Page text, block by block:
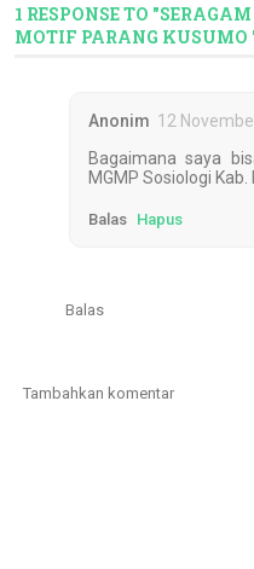
1 RESPONSE TO
MOTIF PARANG KUSUMO
Anonim 12
Bagaimana saya
MGMP Sosiologi
Balas Hapus
Balas
Tambahkan komentar